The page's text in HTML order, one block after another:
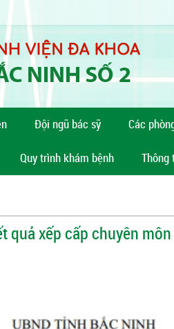
Đội ngũ bác sỹ Các
Quy trình khám bệnh Thông
quả xếp cấp chuyên